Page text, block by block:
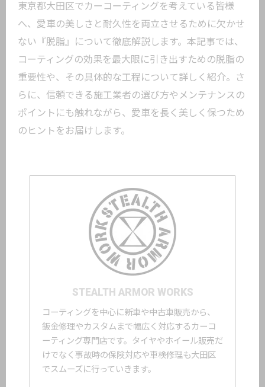
東京都大田区でカーコーティングを考えている皆様
へ、愛車の美しさと耐久性を両立させるために欠かせ
ない『脱脂』について徹底解説します。本記事では、
コーティングの効果を最大限に引き出すための脱脂の
重要性や、その具体的な工程について詳しく紹介。さ
らに、信頼できる施工業者の選び方やメンテナンスの
ポイントにも触れながら、愛車を長く美しく保つため
のヒントをお届けします。
STEALTH ARMOR WORKS
コーティングを中心に新車や中古車販売から、
鈑金修理やカスタムまで幅広く対応するカーコ
ーティング専門店です。タイヤやホイール販売だ
けでなく事故時の保険対応や車検修理も大田区
でスムーズに行っていきます。